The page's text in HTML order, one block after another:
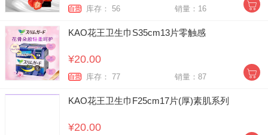
自营 库存： 56 销量：16
KAO花王卫生巾S35cm13片零触感
¥20.00
自营 库存： 77 销量：87
KAO花王卫生巾F25cm17片(厚)素肌系列
¥20.00